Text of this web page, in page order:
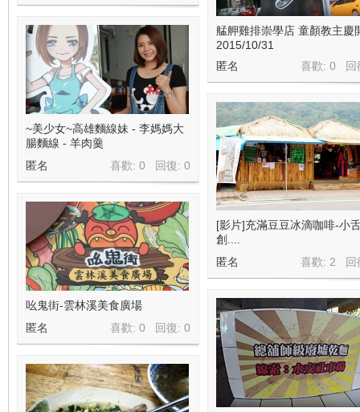
艋舺雞排崇學店 童顏教主慶
2015/10/31
喜歡: 0 回
匿名
~美少女~高雄麵線妹 - 李媽媽大
腸麵線 - 羊肉羹
喜歡: 0 回復: 0
匿名
[影片]充滿豆豆冰滴咖啡-小
創....
喜歡: 2 回
匿名
吆鬼街-雲林溪美食廣場
喜歡: 0 回復: 0
匿名